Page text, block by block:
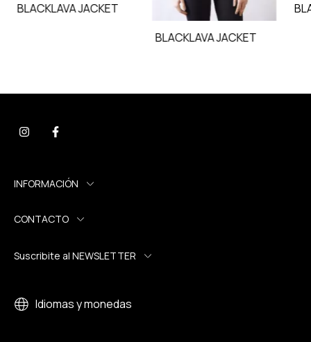
BLACKLAVA JACKET
BLACKLAVA JACKET
INFORMACIÓN
CONTACTO
Suscribite al NEWSLETTER
Idiomas y monedas